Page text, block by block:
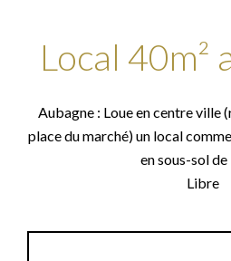
Local 40m²
Aubagne : Loue en centre ville
place du marché) un local
en sous-sol de
Libre